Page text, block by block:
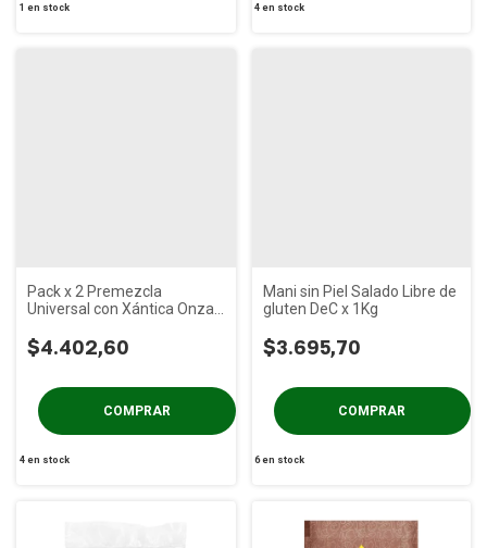
1 en stock 4 en stock
Pack x 2 Premezcla
Universal con Xántica Onza
$4.402,60
4en stock
Mani sin Piel Salado Libre de
gluten DeC x 1Kg
$3.695,70
6en stock